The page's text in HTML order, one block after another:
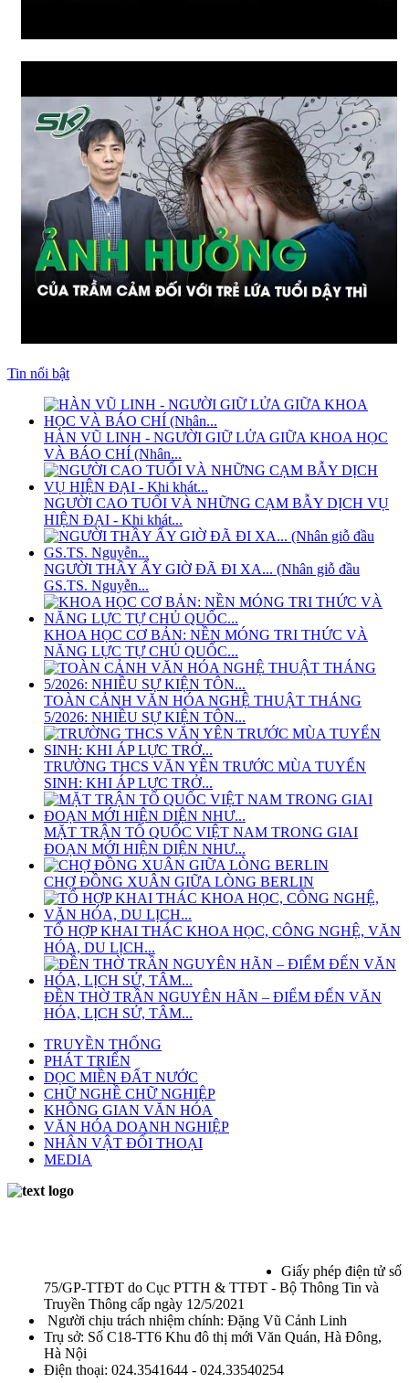
Tin nổi bật
HÀN VŨ LINH - NGƯỜI GIỮ LỬA GIỮA KHOA HỌC
VÀ BÁO CHÍ (Nhân...
NGƯỜI CAO TUỔI VÀ NHỮNG CẠM BẪY DỊCH VỤ
HIỆN ĐẠI - Khi khát...
NGƯỜI THẦY ẤY GIỜ ĐÃ ĐI XA... (Nhân giỗ đầu
GS.TS. Nguyễn...
KHOA HỌC CƠ BẢN: NỀN MÓNG TRI THỨC VÀ
NĂNG LỰC TỰ CHỦ QUỐC...
TOÀN CẢNH VĂN HÓA NGHỆ THUẬT THÁNG
5/2026: NHIỀU SỰ KIỆN TÔN...
TRƯỜNG THCS VĂN YÊN TRƯỚC MÙA TUYỂN
SINH: KHI ÁP LỰC TRỞ...
MẶT TRẬN TỔ QUỐC VIỆT NAM TRONG GIAI
ĐOẠN MỚI HIỆN DIỆN NHƯ...
CHỢ ĐỒNG XUÂN GIỮA LÒNG BERLIN
TỔ HỢP KHAI THÁC KHOA HỌC, CÔNG NGHỆ, VĂN
HÓA, DU LỊCH...
ĐỀN THỜ TRẦN NGUYÊN HÃN – ĐIỂM ĐẾN VĂN
HÓA, LỊCH SỬ, TÂM...
TRUYỀN THỐNG
PHÁT TRIỂN
DỌC MIỀN ĐẤT NƯỚC
CHỮ NGHỀ CHỮ NGHIỆP
KHÔNG GIAN VĂN HÓA
VĂN HÓA DOANH NGHIỆP
NHÂN VẬT ĐỐI THOẠI
MEDIA
Giấy phép điện tử số
75/GP-TTĐT do Cục PTTH & TTĐT - Bộ Thông Tin và
Truyền Thông cấp ngày 12/5/2021
Người chịu trách nhiệm chính: Đặng Vũ Cảnh Linh
Trụ sở: Số C18-TT6 Khu đô thị mới Văn Quán, Hà Đông,
Hà Nội
Điện thoại: 024.3541644 - 024.33540254